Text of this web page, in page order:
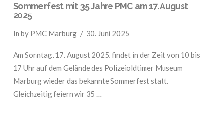
Sommerfest mit 35 Jahre PMC am 17. August
2025
In by PMC Marburg 30. Juni 2025
Am Sonntag, 17. August 2025, findet in der Zeit von 10 bis
17 Uhr auf dem Gelände des Polizeioldtimer Museum
Marburg wieder das bekannte Sommerfest statt.
Gleichzeitig feiern wir 35 …